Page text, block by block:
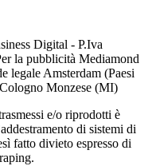
Digital - P.Iva
la pubblicità Mediamond
legale Amsterdam (Paesi
Monzese (MI)
e/o riprodotti è
di sistemi di
fatto divieto espresso di